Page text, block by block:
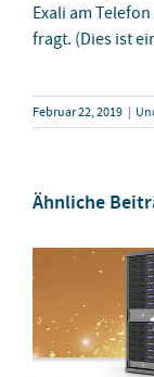
Exali am
fragt. (Dies ist
Februar 22, 2019 |
Ähnliche